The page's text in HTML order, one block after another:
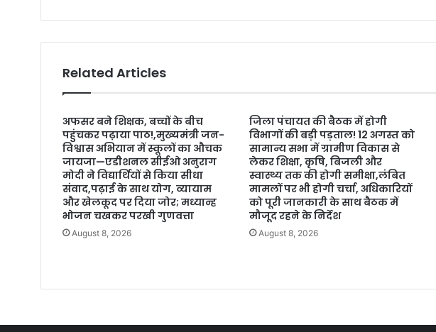
Related Articles
अफसर बने शिक्षक, बच्चों के बीच
पहुंचकर पढ़ाया पाठ!,मुख्यमंत्री जन-
विश्वास अभियान में स्कूलों का औचक
जायजा—एडीशनल सीईओ अनुराग
मोदी ने विद्यार्थियों से किया सीधा
संवाद,पढ़ाई के साथ योग, व्यायाम
और खेलकूद पर दिया जोर; मध्यान्ह
भोजन चखकर परखी गुणवत्ता
August 8, 2026
जिला पंचायत की बैठक में होगी
विभागों की बड़ी पड़ताल! 12 अगस्त को
सामान्य सभा में ग्रामीण विकास से
लेकर शिक्षा, कृषि, बिजली और
स्वास्थ्य तक की होगी समीक्षा,लंबित
मामलों पर भी होगी चर्चा, अधिकारियों
को पूरी जानकारी के साथ बैठक में
मौजूद रहने के निर्देश
August 8, 2026